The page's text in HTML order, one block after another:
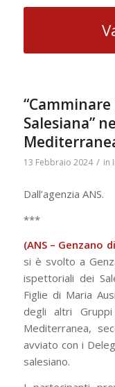
Salesiana”
13 Febbraio 2024 / in
Dall’agenzia ANS.
***
(ANS – Genzano
si è svolto a
ispettoriali dei
Figlie di Maria
degli altri Gruppi
Mediterranea,
avviato con i
salesiano.